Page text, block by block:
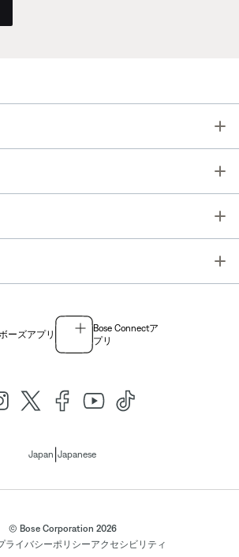
ーズアプリ
Bose Connectア
プリ
Japan Japanese
© Bose Corporation 2026
ライバシーポリシーアクセシビリティ